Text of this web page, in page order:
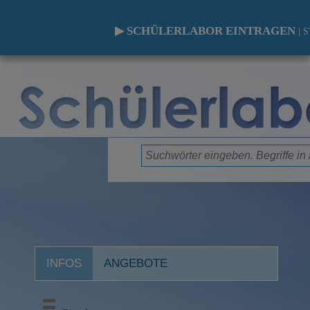
▶ SCHÜLERLABOR EINTRAGEN
INFOS ANGEBOTE